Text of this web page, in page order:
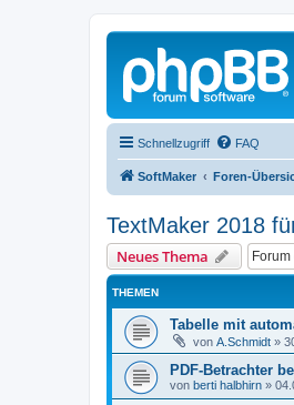
Schnellzugriff FAQ
SoftMaker Foren-
TextMaker 2018
Neues Thema
THEMEN
Tabelle mit
von A.Schmidt »
PDF-Betrachter
von berti halbhirn »